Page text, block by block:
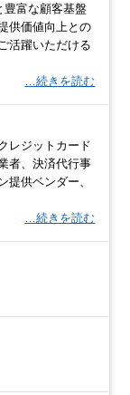
豊富な顧客基盤
供価値向上との
活躍いただける
…続きを読む
レジットカード
者、決済代行事
提供ベンダー、
…続きを読む